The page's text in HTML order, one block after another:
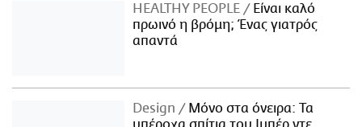
HEALTHY PEOPLE
Είναι καλό
πρωινό η βρόμη; Ένας γιατρός
απαντά
Design
Μόνο στα όνειρα: Τα